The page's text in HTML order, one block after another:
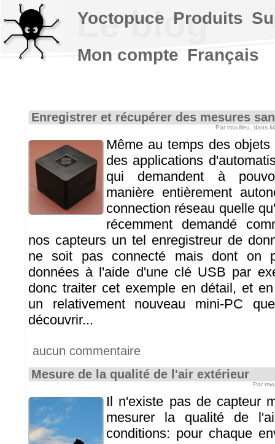
Le blog
Enregistrer et récupérer des mesures
Par mvuilleu, dans
Même au temps des
des applications
qui demandent à
manière entièrement
connection réseau quelle
récemment demandé
nos capteurs un tel enregistreur de
ne soit pas connecté mais dont on
données à l'aide d'une clé USB par
donc traiter cet exemple en détail, et
un relativement nouveau mini-PC
découvrir...
aucun commentaire
Mesure de la qualité de l'air extérieur
Par
Il n'existe pas de capteur
mesurer la qualité de
conditions: pour chaque
Yoctopuce Produits
Mon compte Français